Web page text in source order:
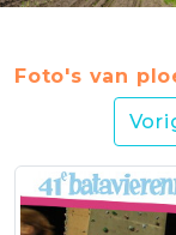
Foto's van